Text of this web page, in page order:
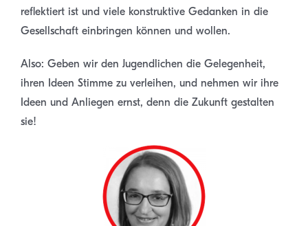
reflektiert ist und viele konstruktive Gedanken in die
Gesellschaft einbringen können und wollen.
Also: Geben wir den Jugendlichen die Gelegenheit,
ihren Ideen Stimme zu verleihen, und nehmen wir ihre
Ideen und Anliegen ernst, denn die Zukunft gestalten
sie!